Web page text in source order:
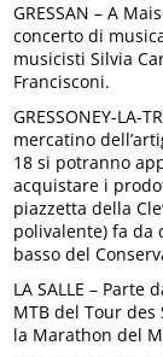
GRESSAN – A
concerto di
musicisti Silvia
Francisconi.
GRESSONEY-LA-
mercatino
18 si potranno
acquistare i
piazzetta della
polivalente) fa da
basso del
LA SALLE –
MTB del Tour des
la Marathon del